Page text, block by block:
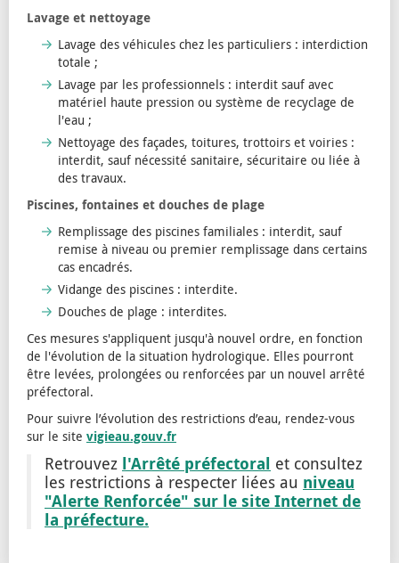
Lavage et nettoyage
Lavage des véhicules chez les particuliers : interdiction
totale ;
Lavage par les professionnels : interdit sauf avec
matériel haute pression ou système de recyclage de
l'eau ;
Nettoyage des façades, toitures, trottoirs et voiries :
interdit, sauf nécessité sanitaire, sécuritaire ou liée à
des travaux.
Piscines, fontaines et douches de plage
Remplissage des piscines familiales : interdit, sauf
remise à niveau ou premier remplissage dans certains
cas encadrés.
Vidange des piscines : interdite.
Douches de plage : interdites.
Ces mesures s'appliquent jusqu'à nouvel ordre, en fonction
de l'évolution de la situation hydrologique. Elles pourront
être levées, prolongées ou renforcées par un nouvel arrêté
préfectoral.
Pour suivre l’évolution des restrictions d’eau, rendez-vous
sur le site vigieau.gouv.fr
Retrouvez l'Arrêté préfectoral et consultez
les restrictions à respecter liées au niveau
"Alerte Renforcée" sur le site Internet de
la préfecture.